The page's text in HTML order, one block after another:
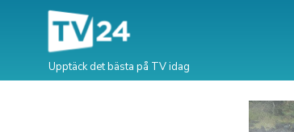
Upptäck det bästa på TV idag